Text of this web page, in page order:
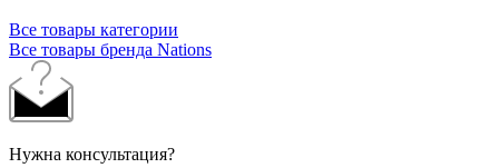
Все товары категории
Все товары бренда Nations
Нужна консультация?